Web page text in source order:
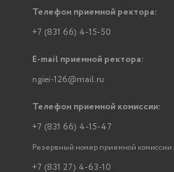
Телефон приемной ректора:
+7 (831 66) 4-15-50
E-mail приемной ректора:
ngiei-126@mail.ru
Телефон приемной комиссии:
+7 (831 66) 4-15-47
Резервный номер приемной комиссии:
+7 (831 27) 4-63-10